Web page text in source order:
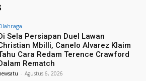
Sela Persiapan Duel Lawan
Mbilli, Canelo Alvarez Klaim
Cara Redam Terence Crawford
Rematch
- Agustus 6, 2026